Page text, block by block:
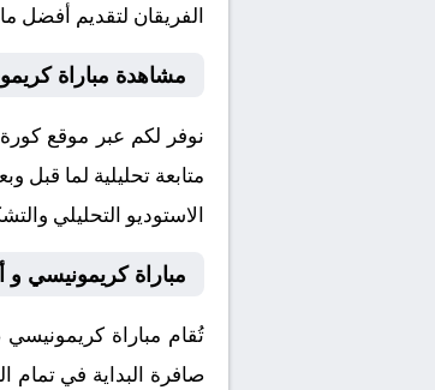
الفريقان لتقديم أفضل
مشاهدة مباراة
نوفر لكم عبر موقع
متابعة تحليلية لما قبل
الاستوديو التحليلي
مباراة كريمونيسي